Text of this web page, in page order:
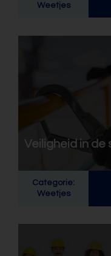
Weetjes
Veiligheid in
Categorie:
Weetjes